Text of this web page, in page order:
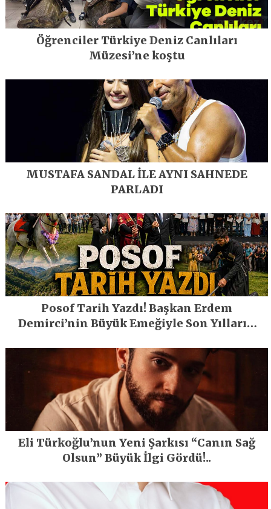
Öğrenciler Türkiye Deniz Canlıları
Müzesi’ne koştu
MUSTAFA SANDAL İLE AYNI SAHNEDE
PARLADI
Posof Tarih Yazdı! Başkan Erdem
Demirci’nin Büyük Emeğiyle Son Yılların
Eli Türkoğlu’nun Yeni Şarkısı “Canın Sağ
Olsun” Büyük İlgi Gördü!..